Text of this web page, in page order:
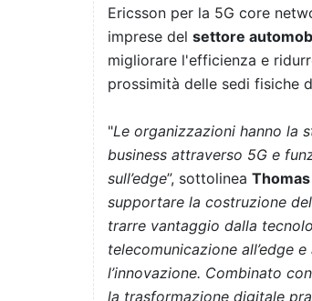
Ericsson per la 5G core
imprese del settore
migliorare l'efficienza e
prossimità delle sedi fisiche
"Le organizzazioni hanno la
business attraverso 5G e
sull’edge”, sottolinea
supportare la costruzione
trarre vantaggio dalla
telecomunicazione all’edge
l’innovazione. Combinato
la trasformazione digitale